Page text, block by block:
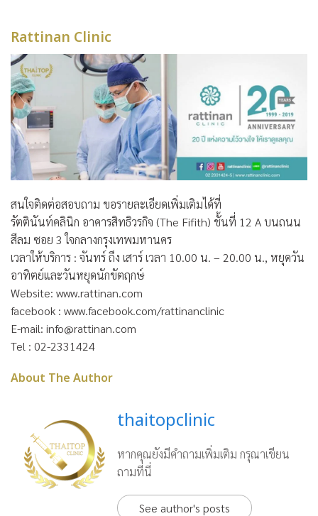
Rattinan Clinic
สนใจติดต่อสอบถาม ขอรายละเอียดเพิ่มเติมได้ที่
รัตตินันท์คลินิก อาคารสิทธิวรกิจ (The Fifith) ชั้นที่ 12 A บนถนน
สีลม ซอย 3 ใจกลางกรุงเทพมหานคร
เวลาให้บริการ : จันทร์ ถึง เสาร์ เวลา 10.00 น. – 20.00 น., หยุดวัน
อาทิตย์และวันหยุดนักขัตฤกษ์
Website: www.rattinan.com
facebook : www.facebook.com/rattinanclinic
E-mail: info@rattinan.com
Tel : 02-2331424
About The Author
thaitopclinic
หากคุณยังมีคำถามเพิ่มเติม กรุณาเขียน
ถามที่นี่
See author's posts